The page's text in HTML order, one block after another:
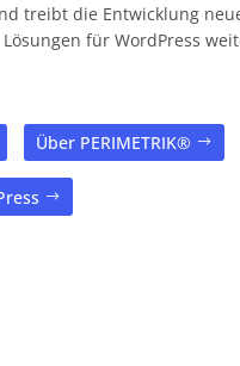
treibt die Entwicklung
für WordPress
Über PERIMETRIK®